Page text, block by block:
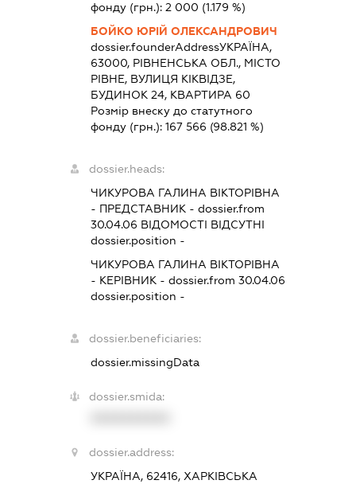
фонду (грн.):2 000 (1.179 %)
БОЙКО ЮРІЙ ОЛЕКСАНДРОВИЧ
dossier.founderAddressУКРАЇНА,
63000, РІВНЕНСЬКА ОБЛ., МІСТО
РІВНЕ, ВУЛИЦЯ КІКВІДЗЕ,
БУДИНОК 24, КВАРТИРА 60
Розмір внеску до статутного
фонду (грн.):167 566 (98.821 %)
dossier.heads:
ЧИКУРОВА ГАЛИНА ВІКТОРІВНА
- ПРЕДСТАВНИК - dossier.from
30.04.06 ВІДОМОСТІ ВІДСУТНІ
dossier.position -
ЧИКУРОВА ГАЛИНА ВІКТОРІВНА
- КЕРІВНИК - dossier.from 30.04.06
dossier.position -
dossier.beneficiaries:
dossier.missingData
dossier.smida:
dossier.address:
УКРАЇНА, 62416, ХАРКІВСЬКА